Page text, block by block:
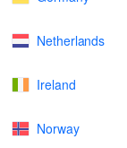
Netherlands
Ireland
Norway